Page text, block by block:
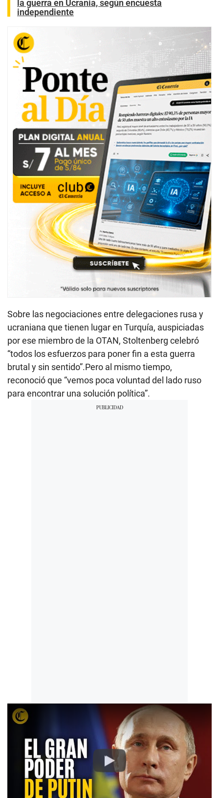
la guerra en Ucrania, según encuesta
independiente
Sobre las negociaciones entre delegaciones rusa y
ucraniana que tienen lugar en Turquía, auspiciadas
por ese miembro de la OTAN, Stoltenberg celebró
“todos los esfuerzos para poner fin a esta guerra
brutal y sin sentido”.Pero al mismo tiempo,
reconoció que “vemos poca voluntad del lado ruso
para encontrar una solución política”.
Play